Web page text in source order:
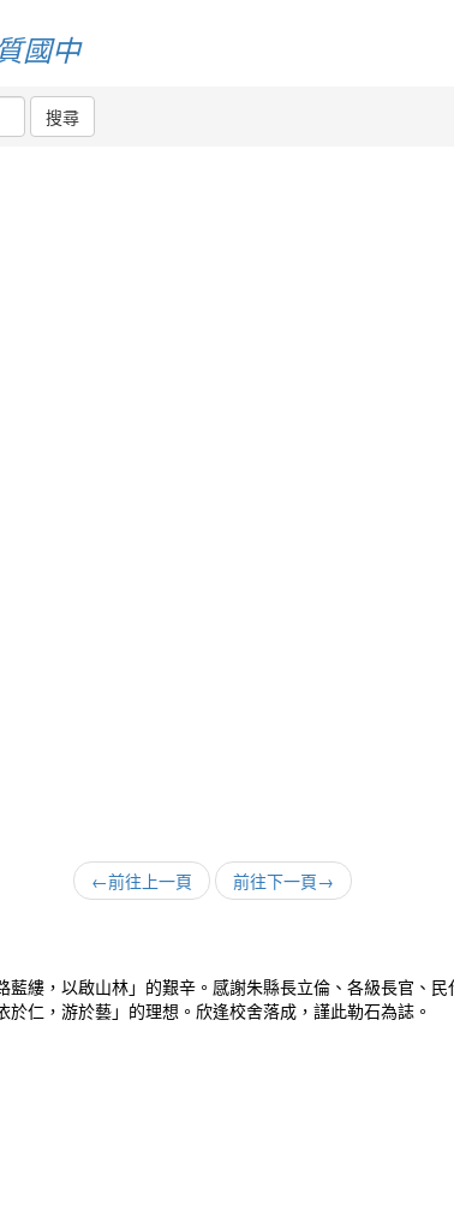
國中
搜尋
←前往上一頁 前往下一頁→
縷，以啟山林」的艱辛。感謝朱縣長立倫、各級長官、
仁，游於藝」的理想。欣逢校舍落成，謹此勒石為誌。